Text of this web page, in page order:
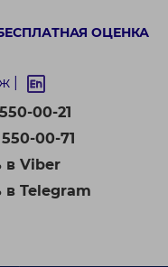
ОЦЕНКА
|
00-21
00-71
в Viber
в Telegram